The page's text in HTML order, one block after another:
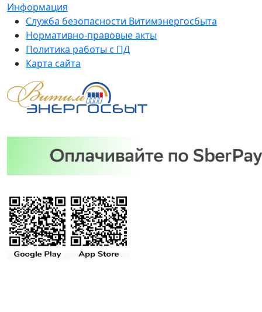
Информация
Служба безопасности Витимэнергосбыта
Нормативно-правовые акты
Политика работы с ПД
Карта сайта